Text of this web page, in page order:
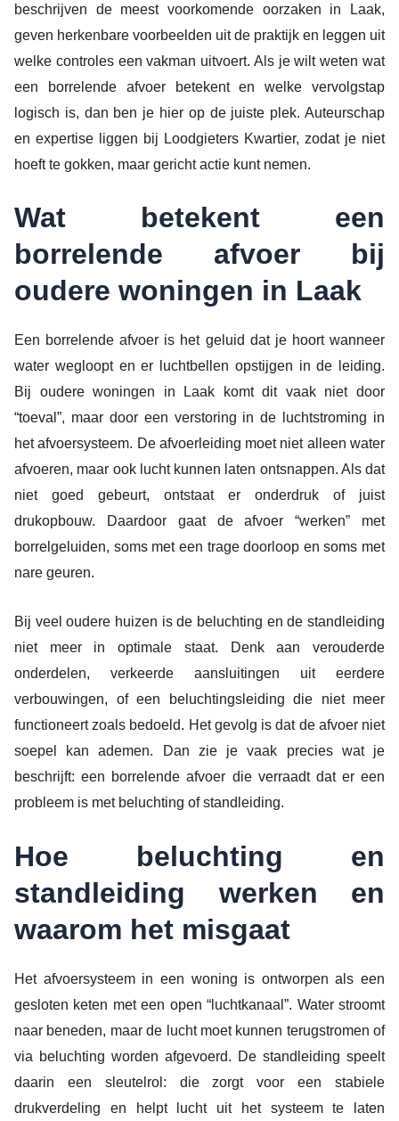
beschrijven de meest voorkomende oorzaken in Laak,
geven herkenbare voorbeelden uit de praktijk en leggen uit
welke controles een vakman uitvoert. Als je wilt weten wat
een borrelende afvoer betekent en welke vervolgstap
logisch is, dan ben je hier op de juiste plek. Auteurschap
en expertise liggen bij Loodgieters Kwartier, zodat je niet
hoeft te gokken, maar gericht actie kunt nemen.
Wat betekent een
borrelende afvoer bij
oudere woningen in Laak
Een borrelende afvoer is het geluid dat je hoort wanneer
water wegloopt en er luchtbellen opstijgen in de leiding.
Bij oudere woningen in Laak komt dit vaak niet door
“toeval”, maar door een verstoring in de luchtstroming in
het afvoersysteem. De afvoerleiding moet niet alleen water
afvoeren, maar ook lucht kunnen laten ontsnappen. Als dat
niet goed gebeurt, ontstaat er onderdruk of juist
drukopbouw. Daardoor gaat de afvoer “werken” met
borrelgeluiden, soms met een trage doorloop en soms met
nare geuren.
Bij veel oudere huizen is de beluchting en de standleiding
niet meer in optimale staat. Denk aan verouderde
onderdelen, verkeerde aansluitingen uit eerdere
verbouwingen, of een beluchtingsleiding die niet meer
functioneert zoals bedoeld. Het gevolg is dat de afvoer niet
soepel kan ademen. Dan zie je vaak precies wat je
beschrijft: een borrelende afvoer die verraadt dat er een
probleem is met beluchting of standleiding.
Hoe beluchting en
standleiding werken en
waarom het misgaat
Het afvoersysteem in een woning is ontworpen als een
gesloten keten met een open “luchtkanaal”. Water stroomt
naar beneden, maar de lucht moet kunnen terugstromen of
via beluchting worden afgevoerd. De standleiding speelt
daarin een sleutelrol: die zorgt voor een stabiele
drukverdeling en helpt lucht uit het systeem te laten